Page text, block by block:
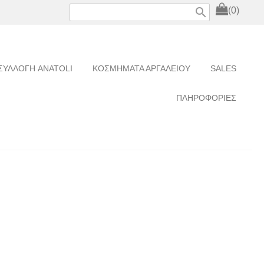
(0)
search
ANATOLI ΚΟΣΜΗΜΑΤΑ ΑΡΓΑΛΕΙΟΥ SALES
ΠΛΗΡΟΦΟΡΙΕΣ